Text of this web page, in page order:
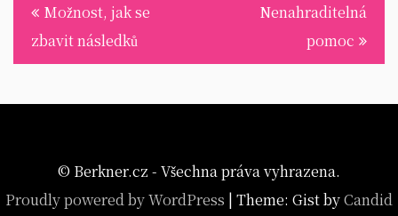
pro
příspěvek
Možnost, jak se
zbavit následků
Nenahraditelná
pomoc
© Berkner.cz - Všechna práva vyhrazena.
Proudly powered by WordPress | Theme: Gist byCandid